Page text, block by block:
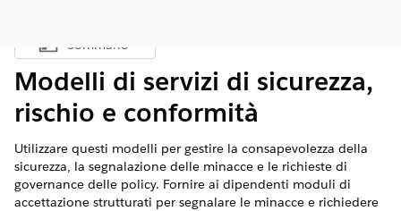
Mostra sommario
Sommario
Modelli di servizi di sicurezza,
rischio e conformità
Utilizzare questi modelli per gestire la consapevolezza della
sicurezza, la segnalazione delle minacce e le richieste di
governance delle policy. Fornire ai dipendenti moduli di
accettazione strutturati per segnalare le minacce e richiedere